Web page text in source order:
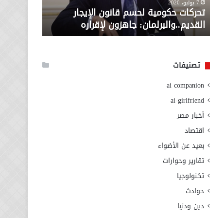
لإقراره
7 يوليو، 2020
تحركات حكومية لحسم قانون الإيجار
القديم..والبرلمان: جاهزون لإقراره
من
وزارة
الاجتماعي
تصنيفات
ai companion
ai-girlfriend
أخبار مصر
اقتصاد
بعيد عن الأضواء
تقارير وحوارات
تكنولوجيا
حوادث
دين ودنيا